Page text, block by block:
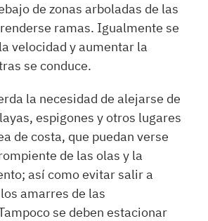
de zonas arboladas de las
ramas. Igualmente se
velocidad y aumentar la
se conduce.
la necesidad de alejarse de
espigones y otros lugares
de costa, que puedan verse
de las olas y la
así como evitar salir a
amarres de las
se deben estacionar